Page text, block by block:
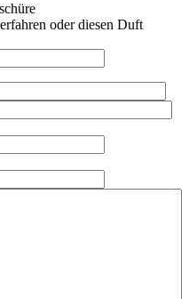
oder diesen Duft